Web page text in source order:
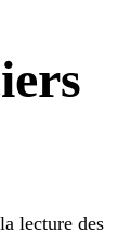
lecture des